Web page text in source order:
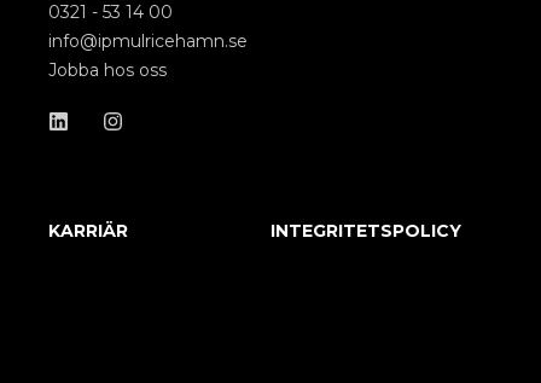
0321 - 53 14 00
info@ipmulricehamn.se
Jobba hos oss
KARRIÄR INTEGRITETSPOLICY